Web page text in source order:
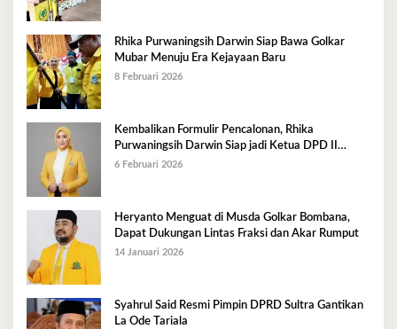
Rhika Purwaningsih Darwin Siap Bawa Golkar
Mubar Menuju Era Kejayaan Baru
8 Februari 2026
Kembalikan Formulir Pencalonan, Rhika
Purwaningsih Darwin Siap jadi Ketua DPD II
Golkar Mubar
6 Februari 2026
Heryanto Menguat di Musda Golkar Bombana,
Dapat Dukungan Lintas Fraksi dan Akar Rumput
14 Januari 2026
Syahrul Said Resmi Pimpin DPRD Sultra Gantikan
La Ode Tariala